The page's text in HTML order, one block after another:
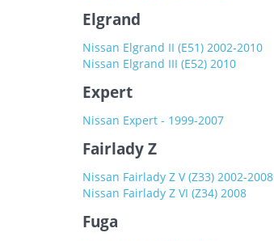
Elgrand
Nissan Elgrand II (E51) 2002-2010
Nissan Elgrand III (E52) 2010
Expert
Nissan Expert - 1999-2007
Fairlady Z
Nissan Fairlady Z V (Z33) 2002-2008
Nissan Fairlady Z VI (Z34) 2008
Fuga